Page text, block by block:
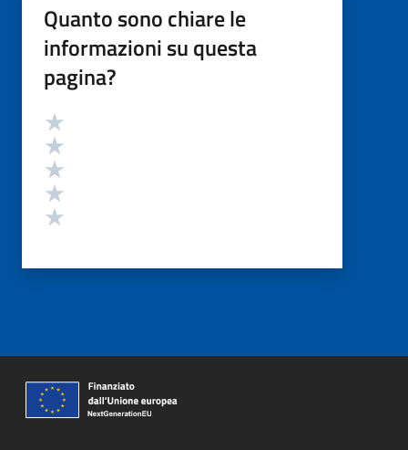
Quanto sono chiare le
informazioni su questa
pagina?
Valutazione